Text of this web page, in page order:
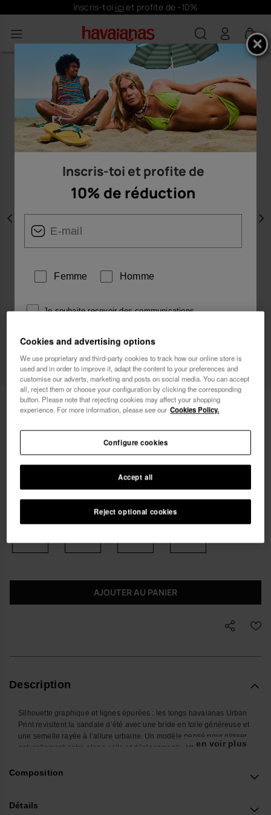
Inscris-toiiciet profite de -10%
0
Précédent
Havaianas Urban Print
LIVRAISON OFFERTE. 48 dernières heures!
AJOUTER AU PANIER
Description
Silhouette graphique et lignes épurées : les tongs havaianas Urban
Print revisitent la sandale d’été avec une bride en toile généreuse et
une semelle rayée à l’allure urbaine. Un modèle pensé pour glisser
naturellement entre plage, ville et déplacements du quotidien.
Avec ses brides larges en tissu bicolore et son profil affirmé, cette
sandale premium s’intègre facilement à une garde-robe
minimaliste, elle accompagne les silhouettes décontractées sans
... en voir plus
Composition
Détails
Inscris-toi et profite de
10% de réduction
Femme Homme
Je souhaite recevoir des communications
Politique de Confidentialité.
je veux 10% de
réduction
Cookies and advertising options
We use proprietary and third-party cookies to track how our online store is
used and in order to improve it, adapt the content to your preferences and
customise our adverts, marketing and posts on social media. You can accept
all, reject them or choose your configuration by clicking the corresponding
button. Please note that rejecting cookies may affect your shopping
experience. For more information, please see our Cookies Policy.
Reject optional cookies
Accept all
Configure cookies